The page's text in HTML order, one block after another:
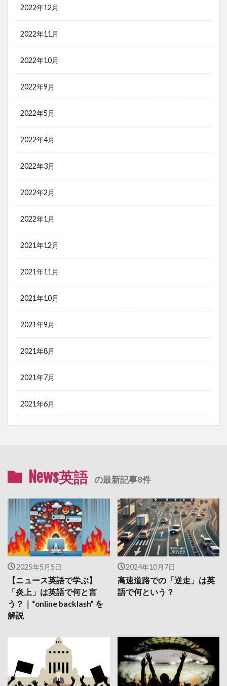
2022年12月
2022年11月
2022年10月
2022年9月
2022年5月
2022年4月
2022年3月
2022年2月
2022年1月
2021年12月
2021年11月
2021年10月
2021年9月
2021年8月
2021年7月
2021年6月
News英語 の最新記事8件
2025年5月5日
【ニュース英語で学ぶ】
「炎上」は英語で何と言
う？｜“online backlash” を
解説
2024年10月7日
高速道路での「逆走」は英
語で何という？